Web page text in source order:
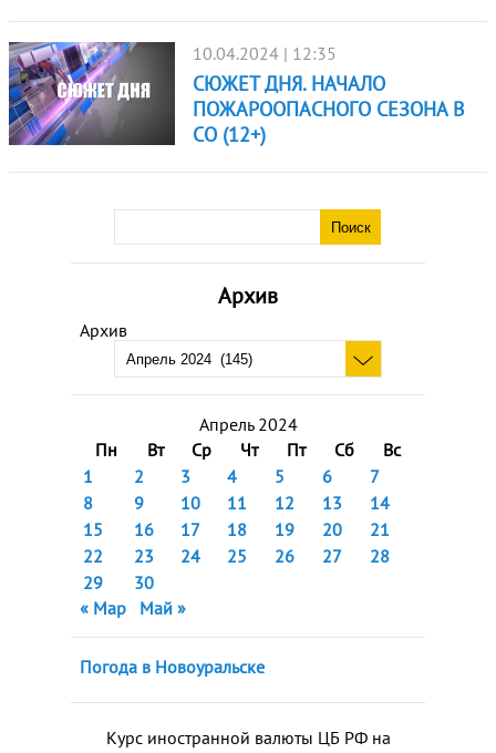
Архив
Архив
Апрель 2024
Пн
Вт Ср Чт Пт Сб
Вс
1
2 3 4 5 6
7
8
9 10 11 12 13
14
15
16 17 18 19 20
21
22
23 24 25 26 27
28
29
30
« Мар
Май »
Погода в Новоуральске
Курс иностранной валюты ЦБ РФ на
10.04.2024 | 12:35
СЮЖЕТ ДНЯ. НАЧАЛО
ПОЖАРООПАСНОГО СЕЗОНА В
СО (12+)